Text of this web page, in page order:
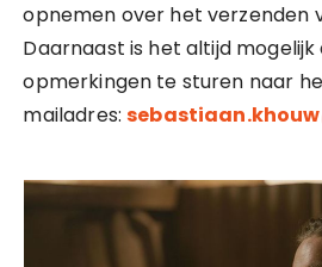
opnemen over het verzenden
Daarnaast is het altijd
opmerkingen te sturen naar
mailadres: